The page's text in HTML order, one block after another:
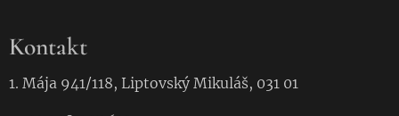
Kontakt
1. Mája 941/118, Liptovský Mikuláš, 031 01